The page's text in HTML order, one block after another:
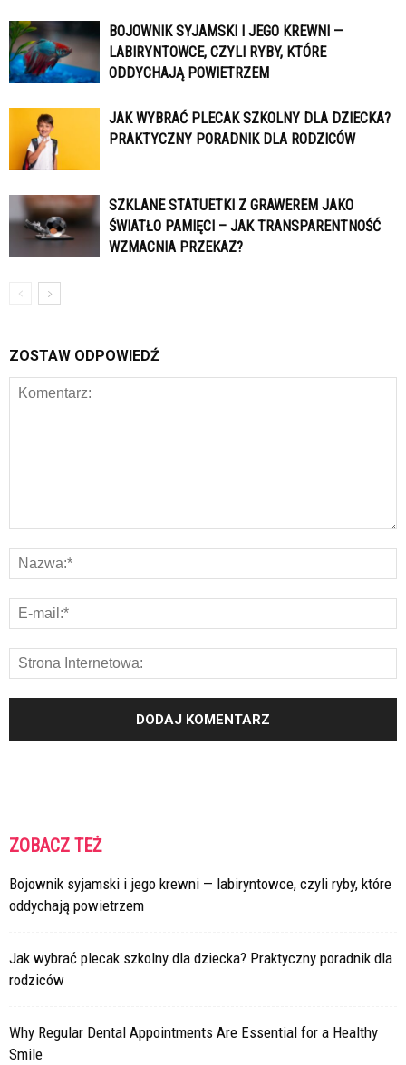
BOJOWNIK SYJAMSKI I JEGO KREWNI —
LABIRYNTOWCE, CZYLI RYBY, KTÓRE
ODDYCHAJĄ POWIETRZEM
JAK WYBRAĆ PLECAK SZKOLNY DLA DZIECKA?
PRAKTYCZNY PORADNIK DLA RODZICÓW
SZKLANE STATUETKI Z GRAWEREM JAKO
ŚWIATŁO PAMIĘCI – JAK TRANSPARENTNOŚĆ
WZMACNIA PRZEKAZ?
ZOSTAW ODPOWIEDŹ
ZOBACZ TEŻ
Bojownik syjamski i jego krewni — labiryntowce, czyli ryby, które
oddychają powietrzem
Jak wybrać plecak szkolny dla dziecka? Praktyczny poradnik dla
rodziców
Why Regular Dental Appointments Are Essential for a Healthy
Smile